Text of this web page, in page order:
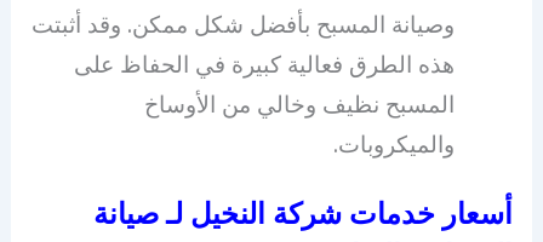
وصيانة المسبح بأفضل شكل ممكن. وقد أثبتت
هذه الطرق فعالية كبيرة في الحفاظ على
المسبح نظيف وخالي من الأوساخ
والميكروبات.
أسعار خدمات شركة النخيل لـ صيانة